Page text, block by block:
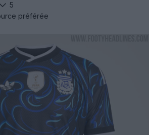
5
préférée